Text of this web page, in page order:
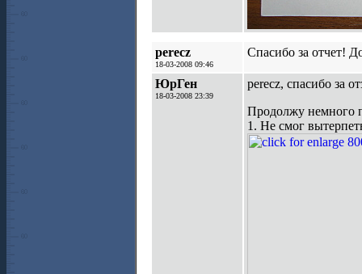
perecz
18-03-2008 09:46
Спасибо за отчет!
ЮрГен
18-03-2008 23:39
perecz, спасибо за
Продолжу немного
1. Не смог